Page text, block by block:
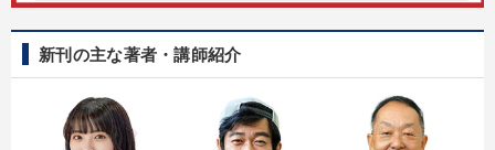
【4月】音声・映像
新刊の主な著者・講師紹介